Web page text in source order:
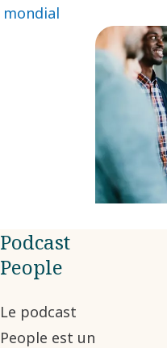
mondial
Podcast
People
Le podcast
People est un